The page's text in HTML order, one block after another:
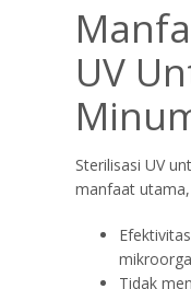
UV
Sterilisasi UV
manfaat
Tidak